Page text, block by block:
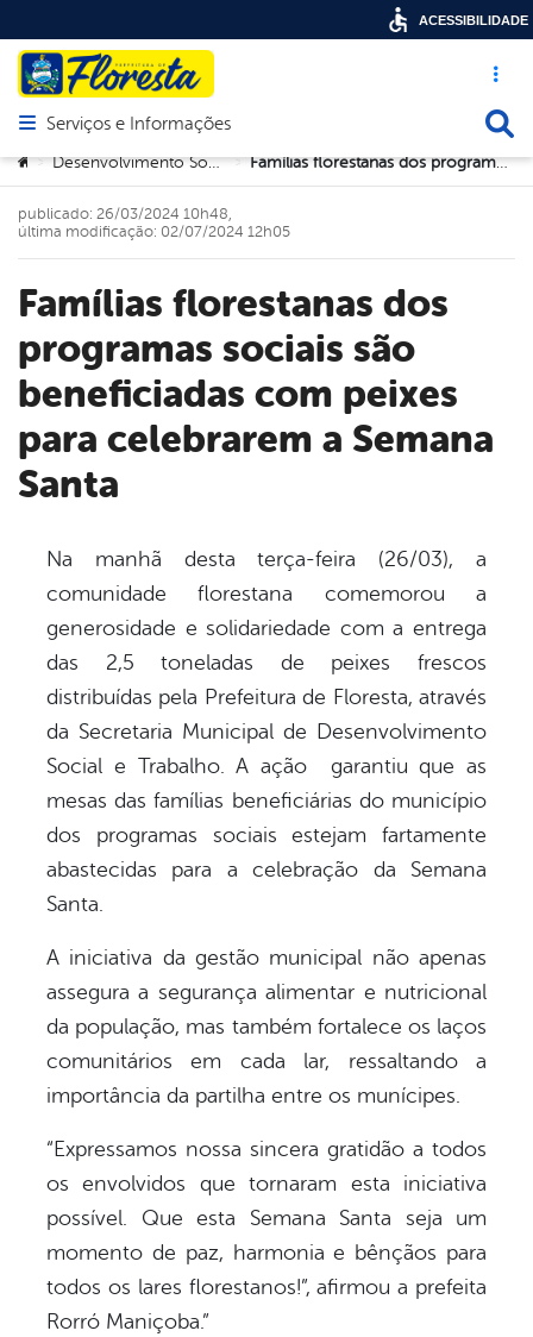
Acesso
Abrir menu principal de navegação
Serviços e Informações
Você está aqui:
> Desenvolvimento Social e Trabalho > Famílias florestanas dos programas sociais são beneficiadas com peixes para celebrarem a Semana Santa
Famílias florestanas dos
programas sociais são
beneficiadas com peixes
para celebrarem a Semana
Santa
publicado: 26/03/2024 10h48,
última modificação: 02/07/2024 12h05
Na manhã desta terça-feira (26/03), a
comunidade florestana comemorou a
generosidade e solidariedade com a entrega
das 2,5 toneladas de peixes frescos
distribuídas pela Prefeitura de Floresta, através
da Secretaria Municipal de Desenvolvimento
Social e Trabalho. A ação garantiu que as
mesas das famílias beneficiárias do município
dos programas sociais estejam fartamente
abastecidas para a celebração da Semana
Santa.
A iniciativa da gestão municipal não apenas
assegura a segurança alimentar e nutricional
da população, mas também fortalece os laços
comunitários em cada lar, ressaltando a
importância da partilha entre os munícipes.
“Expressamos nossa sincera gratidão a todos
os envolvidos que tornaram esta iniciativa
possível. Que esta Semana Santa seja um
momento de paz, harmonia e bênçãos para
todos os lares florestanos!”, afirmou a prefeita
Rorró Maniçoba.”
ACESSIBILIDADE